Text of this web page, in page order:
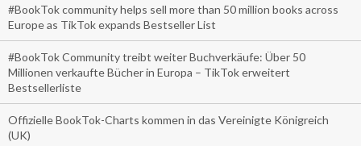
#BookTok community helps sell more than 50 million books across
Europe as TikTok expands Bestseller List
#BookTok Community treibt weiter Buchverkäufe: Über 50
Millionen verkaufte Bücher in Europa – TikTok erweitert
Bestsellerliste
Offizielle BookTok-Charts kommen in das Vereinigte Königreich
(UK)